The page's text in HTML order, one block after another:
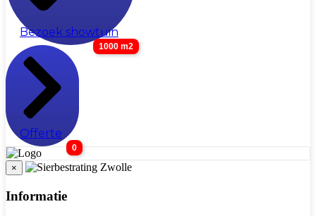
Bezoek showtuin
1000 m2
Offerte
0
×
Informatie